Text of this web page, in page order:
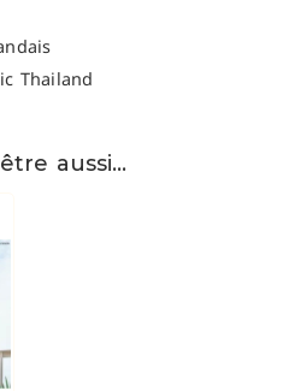
Thailand
aussi…